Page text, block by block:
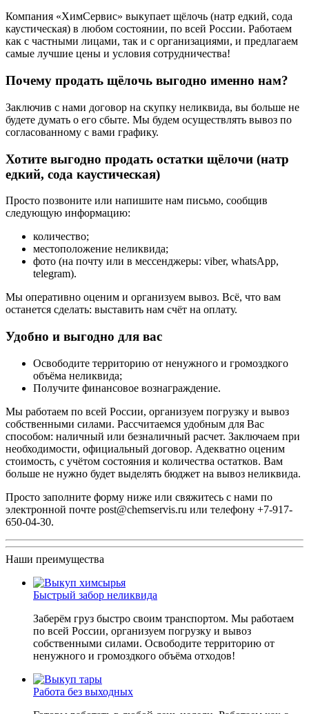
Компания «ХимСервис» выкупает щёлочь (натр едкий, сода
каустическая) в любом состоянии, по всей России. Работаем
как с частными лицами, так и с организациями, и предлагаем
самые лучшие цены и условия сотрудничества!
Почему продать щёлочь выгодно именно нам?
Заключив с нами договор на скупку неликвида, вы больше не
будете думать о его сбыте. Мы будем осуществлять вывоз по
согласованному с вами графику.
Хотите выгодно продать остатки щёлочи (натр
едкий, сода каустическая)
Просто позвоните или напишите нам письмо, сообщив
следующую информацию:
количество;
местоположение неликвида;
фото (на почту или в мессенджеры: viber, whatsApp,
telegram).
Мы оперативно оценим и организуем вывоз. Всё, что вам
останется сделать: выставить нам счёт на оплату.
Удобно и выгодно для вас
Освободите территорию от ненужного и громоздкого
объёма неликвида;
Получите финансовое вознаграждение.
Мы работаем по всей России, организуем погрузку и вывоз
собственными силами. Рассчитаемся удобным для Вас
способом: наличный или безналичный расчет. Заключаем при
необходимости, официальный договор. Адекватно оценим
стоимость, с учётом состояния и количества остатков. Вам
больше не нужно будет выделять бюджет на вывоз неликвида.
Просто заполните форму ниже или свяжитесь с нами по
электронной почте post@chemservis.ru или телефону +7-917-
650-04-30.
Наши преимущества
Быстрый забор неликвида
Заберём груз быстро своим транспортом. Мы работаем
по всей России, организуем погрузку и вывоз
собственными силами. Освободите территорию от
ненужного и громоздкого объёма отходов!
Работа без выходных